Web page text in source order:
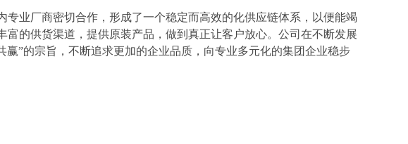
业厂商密切合作，形成了一个稳定而高效的化供应链体系，以便能竭
的供货渠道，提供原装产品，做到真正让客户放心。公司在不断发展
”的宗旨，不断追求更加的企业品质，向专业多元化的集团企业稳步